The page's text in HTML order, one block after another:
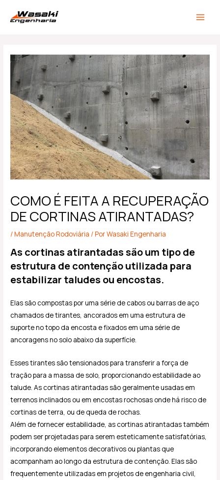
para
COMO É FEITA A RECUPERAÇÃO
DE CORTINAS ATIRANTADAS?
/Manutenção Rodoviária / PorWasaki Engenharia
As cortinas atirantadas são um tipo de
estrutura de contenção utilizada para
estabilizar taludes ou encostas.
Elas são compostas por uma série de cabos ou barras de aço
chamados de tirantes, ancorados em uma estrutura de
suporte no topo da encosta e fixados em uma série de
ancoragens no solo abaixo da superfície.
Esses tirantes são tensionados para transferir a força de
tração para a massa de solo, proporcionando estabilidade ao
talude. As cortinas atirantadas são geralmente usadas em
terrenos inclinados ou em encostas rochosas onde há risco de
cortinas de terra, ou de queda de rochas.
Além de fornecer estabilidade, as cortinas atirantadas também
podem ser projetadas para serem esteticamente satisfatórias,
incorporando elementos decorativos ou plantas que
acompanham ao longo da estrutura de contenção. Elas são
frequentemente utilizadas em projetos de engenharia civil,
navigation